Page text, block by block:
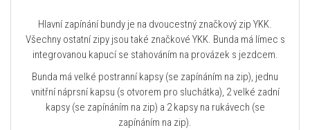
Hlavní zapínání bundy je na dvoucestný značkový zip YKK.
Všechny ostatní zipy jsou také značkové YKK. Bunda má límec s
integrovanou kapucí se stahováním na provázek s jezdcem.
Bunda má velké postranní kapsy (se zapínáním na zip), jednu
vnitřní náprsní kapsu (s otvorem pro sluchátka), 2 velké zadní
kapsy (se zapínáním na zip) a 2 kapsy na rukávech (se
zapínáním na zip).